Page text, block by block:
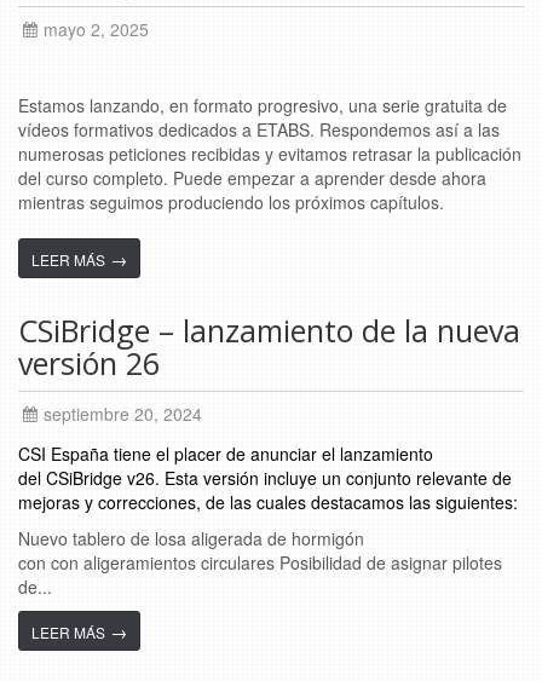
mayo 2, 2025
Estamos lanzando, en formato progresivo, una serie gratuita de
vídeos formativos dedicados a ETABS. Respondemos así a las
numerosas peticiones recibidas y evitamos retrasar la publicación
del curso completo. Puede empezar a aprender desde ahora
mientras seguimos produciendo los próximos capítulos.
LEER MÁS →
CSiBridge – lanzamiento de la nueva
versión 26
septiembre 20, 2024
CSI España tiene el placer de anunciar el lanzamiento
del CSiBridge v26. Esta versión incluye un conjunto relevante de
mejoras y correcciones, de las cuales destacamos las siguientes:
Nuevo tablero de losa aligerada de hormigón
con con aligeramientos circulares Posibilidad de asignar pilotes
de...
LEER MÁS →